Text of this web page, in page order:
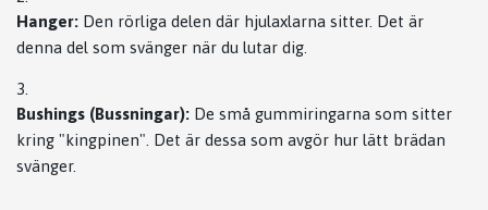
Hanger: Den rörliga delen där hjulaxlarna sitter. Det är
denna del som svänger när du lutar dig.
Bushings (Bussningar): De små gummiringarna som sitter
kring "kingpinen". Det är dessa som avgör hur lätt brädan
svänger.